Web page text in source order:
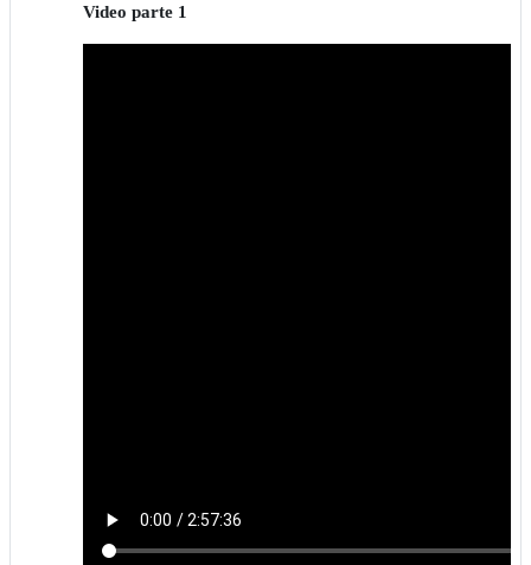
Video parte 1